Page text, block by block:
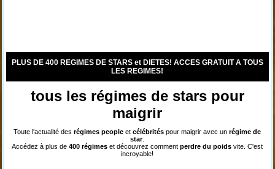
PLUS DE 400 REGIMES DE STARS et DIETES! ACCES GRATUIT A TOUS
LES REGIMES!
tous les régimes de stars pour
maigrir
Toute l'actualité desrégimespeopleetcélébrités pour maigrir avec unrégime de
star.
Accédez à plus de400 régimeset découvrez commentperdre du poidsvite. C'est
incroyable!